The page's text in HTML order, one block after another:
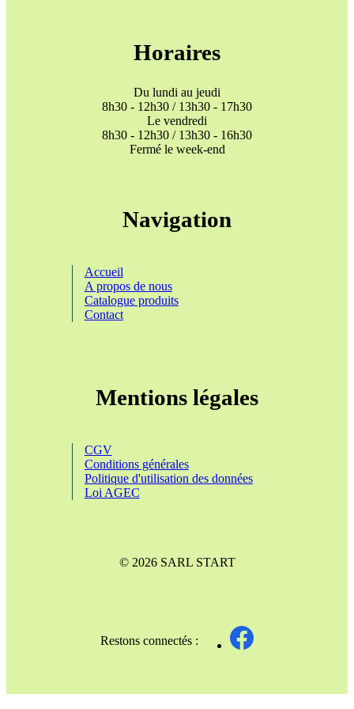
Horaires
Du lundi au jeudi
8h30 - 12h30 / 13h30 - 17h30
Le vendredi
8h30 - 12h30 / 13h30 - 16h30
Fermé le week-end
Navigation
Accueil
A propos de nous
Catalogue produits
Contact
Mentions légales
CGV
Conditions générales
Politique d'utilisation des données
Loi AGEC
© 2026 SARL START
Restons connectés :